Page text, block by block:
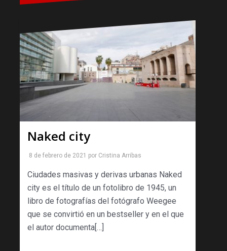
Naked city
8 de febrero de 2021 por Cristina Arribas
Ciudades masivas y derivas urbanas Naked
city es el título de un fotolibro de 1945, un
libro de fotografías del fotógrafo Weegee
que se convirtió en un bestseller y en el que
el autor documenta[…]